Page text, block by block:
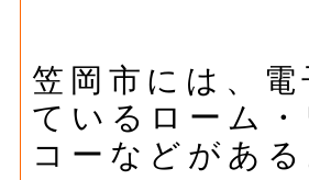
笠岡市には、
ているローム
コーなどがある